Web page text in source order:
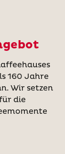
160 Jahre
Wir setzen
die